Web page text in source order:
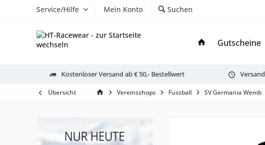
Service/Hilfe Mein Konto Suchen
Gutscheine
Kostenloser Versand ab € 50,- Bestellwert
Übersicht Vereinsshops Fussball SV Germania Wemb